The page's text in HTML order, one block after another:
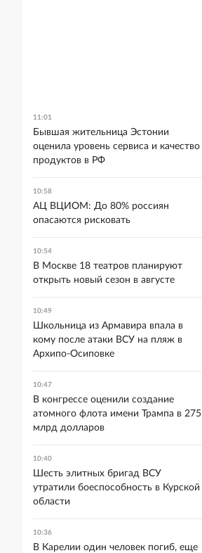
11:01
Бывшая жительница Эстонии
оценила уровень сервиса и качество
продуктов в РФ
10:58
АЦ ВЦИОМ: До 80% россиян
опасаются рисковать
10:54
В Москве 18 театров планируют
открыть новый сезон в августе
10:49
Школьница из Армавира впала в
кому после атаки ВСУ на пляж в
Архипо-Осиповке
10:47
В конгрессе оценили создание
атомного флота имени Трампа в 275
млрд долларов
10:40
Шесть элитных бригад ВСУ
утратили боеспособность в Курской
области
10:36
В Карелии один человек погиб, еще